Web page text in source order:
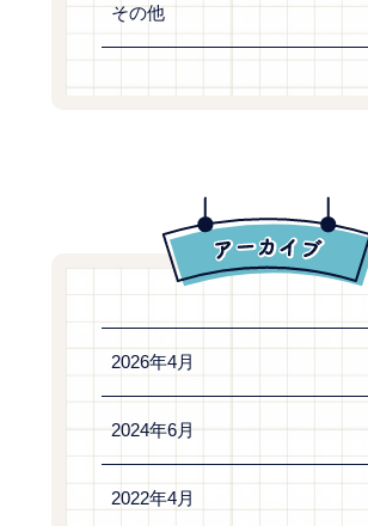
その他
2026年4月
2024年6月
2022年4月